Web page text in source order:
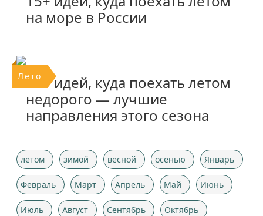
на море в России
25+ идей, куда поехать летом
недорого — лучшие
направления этого сезона
Лето
летом зимой весной осенью Январь
Февраль Март Апрель Май Июнь
Июль Август Сентябрь Октябрь